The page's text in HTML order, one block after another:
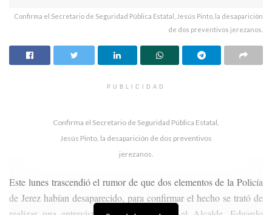
Confirma el Secretario de Seguridad Pública Estatal, Jesús Pinto, la desaparición
de dos preventivos jerezanos.
PUBLICIDAD
Confirma el Secretario de Seguridad Pública Estatal,
Jesús Pinto, la desaparición de dos preventivos
jerezanos.
Este lunes trascendió el rumor de que dos elementos de la Policía
de Jerez habían desaparecido, para confirmar el hecho se trató de